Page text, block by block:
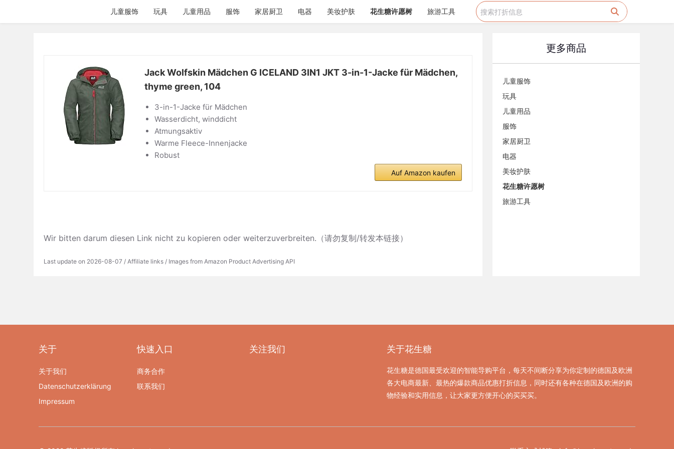
儿童服饰 玩具 儿童用品 服饰 家居厨卫 电器 美妆护肤 花生糖许愿树 旅游工具
Jack Wolfskin Mädchen G ICELAND 3IN1 JKT 3-in-1-Jacke für Mädchen,
thyme green, 104
3-in-1-Jacke für Mädchen
Wasserdicht, winddicht
Atmungsaktiv
Warme Fleece-Innenjacke
Robust
Auf Amazon kaufen
Wir bitten darum diesen Link nicht zu kopieren oder weiterzuverbreiten.（请勿复制/转发本链接）
Last update on 2026-08-07 / Affiliate links / Images from Amazon Product Advertising API
更多商品
儿童服饰
玩具
儿童用品
服饰
家居厨卫
电器
美妆护肤
花生糖许愿树
旅游工具
关于
关于我们
Datenschutzerklärung
Impressum
快速入口
商务合作
联系我们
关注我们 关于花生糖
花生糖是德国最受欢迎的智能导购平台，每天不间断分享为你定制的德国及欧洲
各大电商最新、最热的爆款商品优惠打折信息，同时还有各种在德国及欧洲的购
物经验和实用信息，让大家更方便开心的买买买。